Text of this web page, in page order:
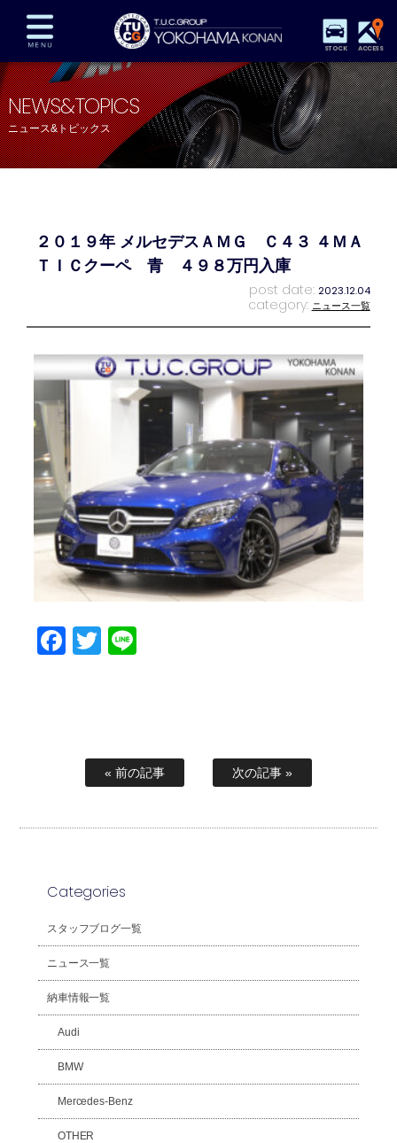
STOCK ACCESS
在庫車両情報 保証&サービス パーツリスト
TUCとは？ 店舗情報 アクセスマップ
全国納車 特別作業 注文販売
プライバシーポリシー スタッフblog
NEWS&TOPICS
ニュース&トピックス
２０１９年 メルセデスＡＭＧ Ｃ４３ ４ＭＡ
ＴＩＣクーペ 青 ４９８万円入庫
post date: 2023.12.04
category: ニュース一覧
Facebook
Twitter
« 前の記事 次の記事 »
Categories
スタッフブログ一覧
ニュース一覧
納車情報一覧
Audi
BMW
Mercedes-Benz
OTHER